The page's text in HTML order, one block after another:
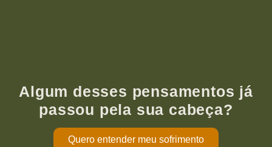
Algum desses pensamentos já
passou pela sua cabeça?
Quero entender meu sofrimento